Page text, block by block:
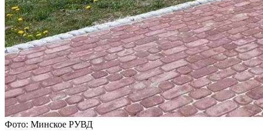
Фото: Минское РУВД